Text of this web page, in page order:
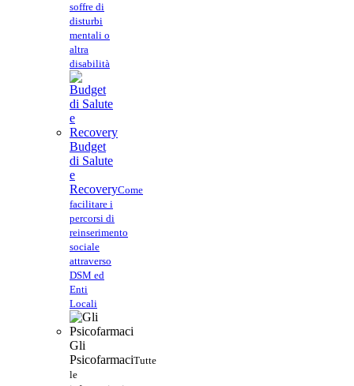
soffre di
disturbi
mentali o
altra
disabilità
Budget
di Salute
e
RecoveryCome
facilitare i
percorsi di
reinserimento
sociale
attraverso
DSM ed
Enti
Locali
Gli
PsicofarmaciTutte
le